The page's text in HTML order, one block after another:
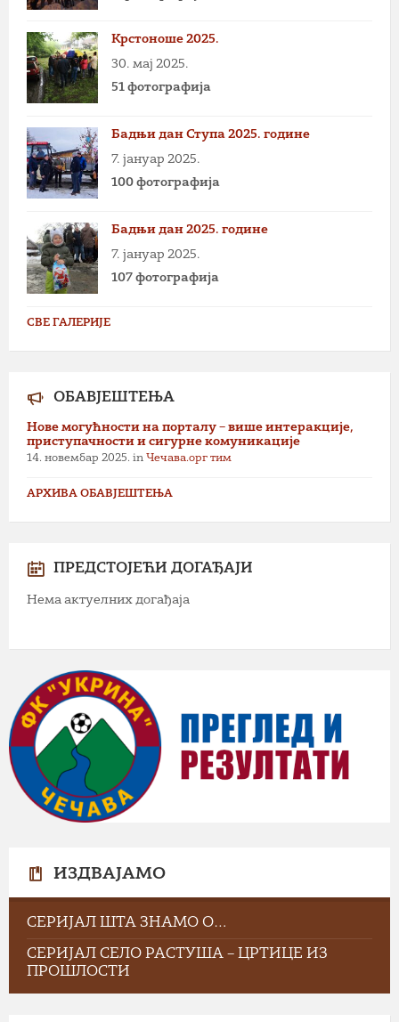
Крстоноше 2025.
30. мај 2025.
51 фотографија
Бадњи дан Ступа 2025. године
7. јануар 2025.
100 фотографија
Бадњи дан 2025. године
7. јануар 2025.
107 фотографија
СВЕ ГАЛЕРИЈЕ
ОБАВЈЕШТЕЊА
Нове могућности на порталу – више интеракције,
приступачности и сигурне комуникације
14. новембар 2025. in Чечава.орг тим
АРХИВА ОБАВЈЕШТЕЊА
ПРЕДСТОЈЕЋИ ДОГАЂАЈИ
Нема актуелних догађаја
ИЗДВАЈАМО
СЕРИЈАЛ ШТА ЗНАМО О…
СЕРИЈАЛ СЕЛО РАСТУША – ЦРТИЦЕ ИЗ
ПРОШЛОСТИ